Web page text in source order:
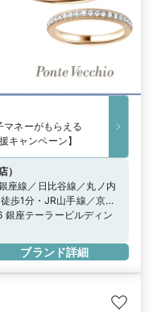
ネーがもらえる
キャンペーン】
）
座線／日比谷線／丸ノ内
歩1分・JR山手線／京浜
、銀座口より徒歩5分
座テーラービルディン
ブランド詳細